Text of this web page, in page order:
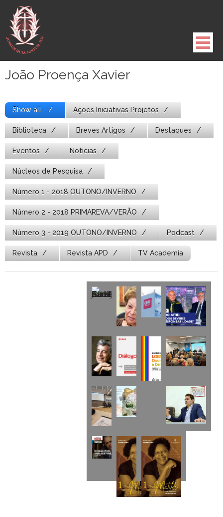
para
conteúdo
João Proença Xavier
Show all Ações Iniciativas Projetos
Biblioteca Breves Artigos Destaques
Eventos Notícias
Núcleos de Pesquisa
Número 1 - 2018 OUTONO/INVERNO
Número 2 - 2018 PRIMAREVA/VERÃO
Número 3 - 2019 OUTONO/INVERNO Podcast
Revista Revista APD TV Academia